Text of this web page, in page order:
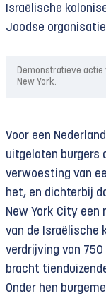
Israëlische
Joodse
Demonstratieve actie
New York.
Voor een
uitgelaten burgers
verwoesting van
het, en dichterbij
New York City
van de Israëlische
verdrijving van 750
bracht
Onder hen